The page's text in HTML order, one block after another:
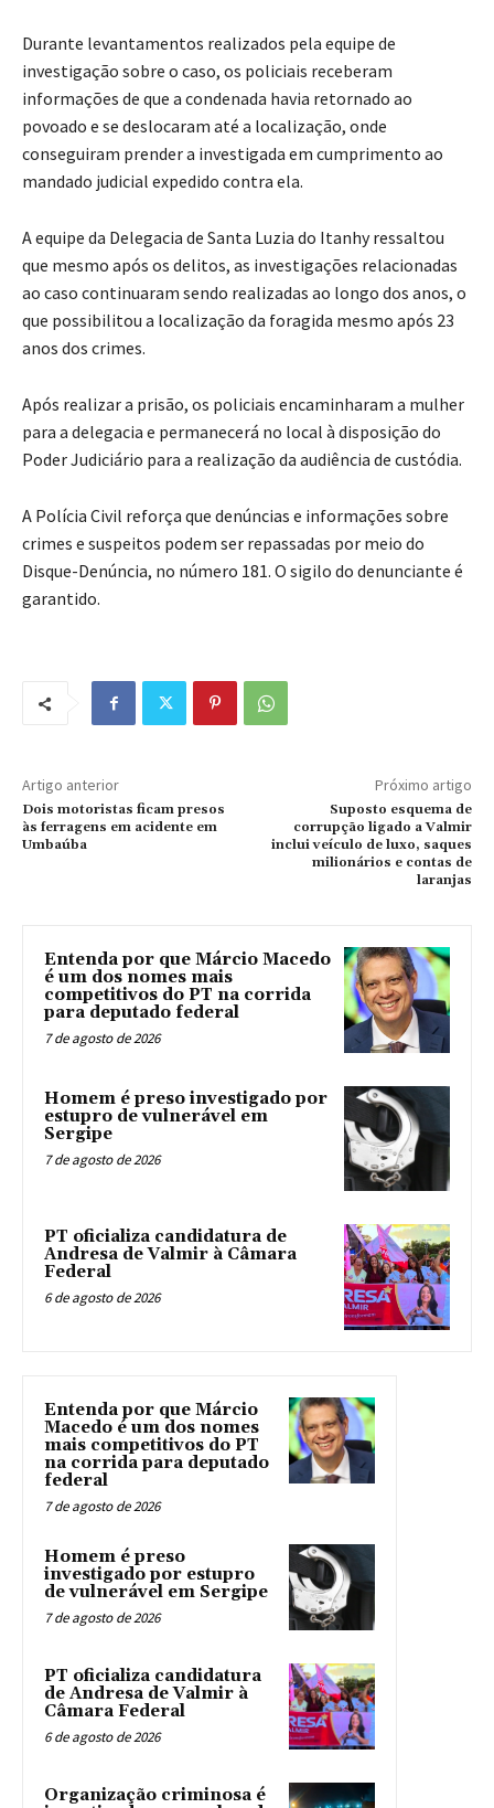
Durante levantamentos realizados pela equipe de
investigação sobre o caso, os policiais receberam
informações de que a condenada havia retornado ao
povoado e se deslocaram até a localização, onde
conseguiram prender a investigada em cumprimento ao
mandado judicial expedido contra ela.
A equipe da Delegacia de Santa Luzia do Itanhy ressaltou
que mesmo após os delitos, as investigações relacionadas
ao caso continuaram sendo realizadas ao longo dos anos, o
que possibilitou a localização da foragida mesmo após 23
anos dos crimes.
Após realizar a prisão, os policiais encaminharam a mulher
para a delegacia e permanecerá no local à disposição do
Poder Judiciário para a realização da audiência de custódia.
A Polícia Civil reforça que denúncias e informações sobre
crimes e suspeitos podem ser repassadas por meio do
Disque-Denúncia, no número 181. O sigilo do denunciante é
garantido.
Artigo anterior
Dois motoristas ficam presos
às ferragens em acidente em
Umbaúba
Próximo artigo
Suposto esquema de
corrupção ligado a Valmir
inclui veículo de luxo, saques
milionários e contas de
laranjas
Entenda por que Márcio Macedo
é um dos nomes mais
competitivos do PT na corrida
para deputado federal
7 de agosto de 2026
Homem é preso investigado por
estupro de vulnerável em
Sergipe
7 de agosto de 2026
PT oficializa candidatura de
Andresa de Valmir à Câmara
Federal
6 de agosto de 2026
Entenda por que Márcio
Macedo é um dos nomes
mais competitivos do PT
na corrida para deputado
federal
7 de agosto de 2026
Homem é preso
investigado por estupro
de vulnerável em Sergipe
7 de agosto de 2026
PT oficializa candidatura
de Andresa de Valmir à
Câmara Federal
6 de agosto de 2026
Organização criminosa é